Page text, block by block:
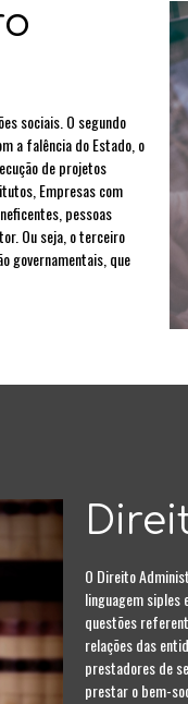
sociais. O segundo
a falência do Estado, o
de projetos
Empresas com
pessoas
Ou seja, o terceiro
governamentais, que
O Direito
linguagem siples
questões
relações das
prestadores de
prestar o bem-